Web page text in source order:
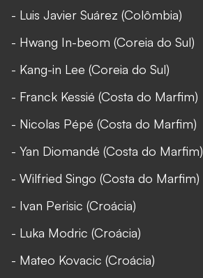
- Luis Javier Suárez (Colômbia)
- Hwang In-beom (Coreia do Sul)
- Kang-in Lee (Coreia do Sul)
- Franck Kessié (Costa do Marfim)
- Nicolas Pépé (Costa do Marfim)
- Yan Diomandé (Costa do Marfim)
- Wilfried Singo (Costa do Marfim)
- Ivan Perisic (Croácia)
- Luka Modric (Croácia)
- Mateo Kovacic (Croácia)